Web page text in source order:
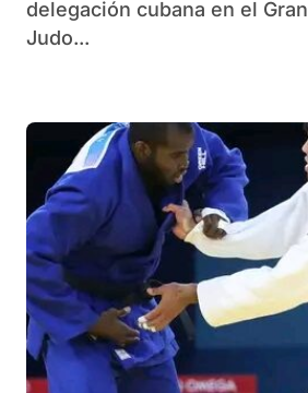
delegación cubana en el
Judo...